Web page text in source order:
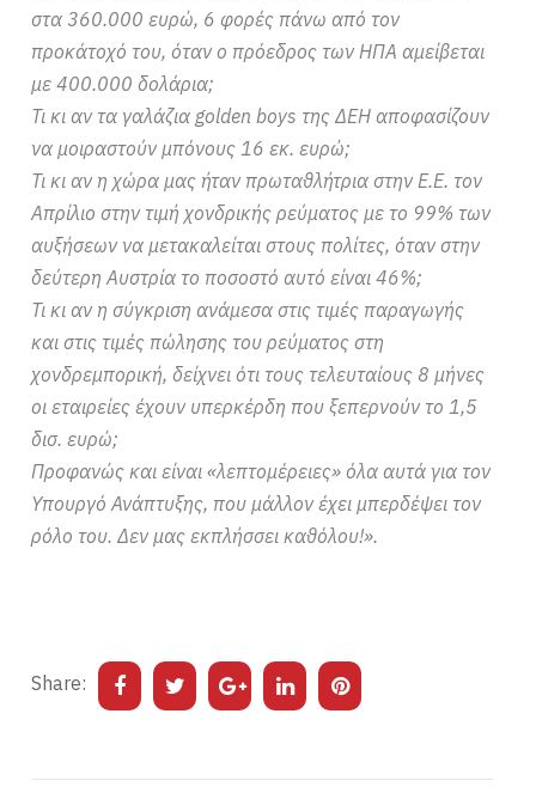
στα 360.000 ευρώ, 6 φορές πάνω από τον
προκάτοχό του, όταν ο πρόεδρος των ΗΠΑ αμείβεται
με 400.000 δολάρια;
Τι κι αν τα γαλάζια golden boys της ΔΕΗ αποφασίζουν
να μοιραστούν μπόνους 16 εκ. ευρώ;
Τι κι αν η χώρα μας ήταν πρωταθλήτρια στην Ε.Ε. τον
Απρίλιο στην τιμή χονδρικής ρεύματος με το 99% των
αυξήσεων να μετακαλείται στους πολίτες, όταν στην
δεύτερη Αυστρία το ποσοστό αυτό είναι 46%;
Τι κι αν η σύγκριση ανάμεσα στις τιμές παραγωγής
και στις τιμές πώλησης του ρεύματος στη
χονδρεμπορική, δείχνει ότι τους τελευταίους 8 μήνες
οι εταιρείες έχουν υπερκέρδη που ξεπερνούν το 1,5
δισ. ευρώ;
Προφανώς και είναι «λεπτομέρειες» όλα αυτά για τον
Υπουργό Ανάπτυξης, που μάλλον έχει μπερδέψει τον
ρόλο του. Δεν μας εκπλήσσει καθόλου!».
Share: